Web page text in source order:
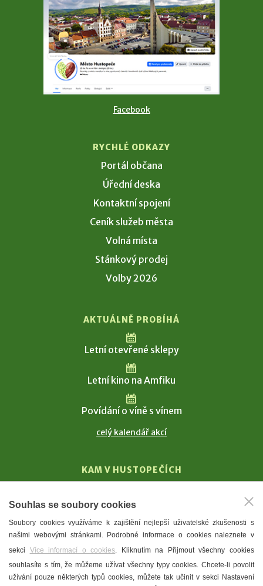
Facebook
RYCHLÉ ODKAZY
Portál občana
Úřední deska
Kontaktní spojení
Ceník služeb města
Volná místa
Stánkový prodej
Volby 2026
AKTUÁLNĚ PROBÍHÁ
Letní otevřené sklepy
Letní kino na Amfiku
Povídání o víně s vínem
celý kalendář akcí
KAM V HUSTOPEČÍCH
T. G. Masaryk
Mandloně
Ubytování
Restaurace
Městské muzeum a galerie
Souhlas se soubory cookies
Soubory cookies využíváme k zajištění nejlepší uživatelské zkušenosti s
našimi webovými stránkami. Podrobné informace o cookies naleznete v
sekci Více informací o cookies. Kliknutím na Přijmout všechny cookies
souhlasíte s tím, že můžeme užívat všechny typy cookies. Chcete-li povolit
užívání pouze některých typů cookies, můžete tak učinit v sekci Nastavení